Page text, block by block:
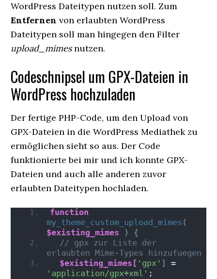
WordPress Dateitypen nutzen soll. Zum
Entfernenvon erlaubten WordPress
Dateitypen soll man hingegen den Filter
upload_mimesnutzen.
Codeschnipsel um GPX-Dateien in
WordPress hochzuladen
Der fertige PHP-Code, um den Upload von
GPX-Dateien in die WordPress Mediathek zu
ermöglichen sieht so aus. Der Code
funktionierte bei mir und ich konnte GPX-
Dateien und auch alle anderen zuvor
erlaubten Dateitypen hochladen.
function
my_theme_custom_upload_mimes (
$existing_mimes
)
{
// gpx zur Liste der
erlaubten Mime-Types hinzufuegen
$existing_mimes[ 'gpx' ]
'application/gpx+xml' ;